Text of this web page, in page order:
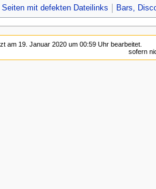
Seiten mit defekten Dateilinks Bars,
am 19. Januar 2020 um 00:59 Uhr bearbeitet.
sofern